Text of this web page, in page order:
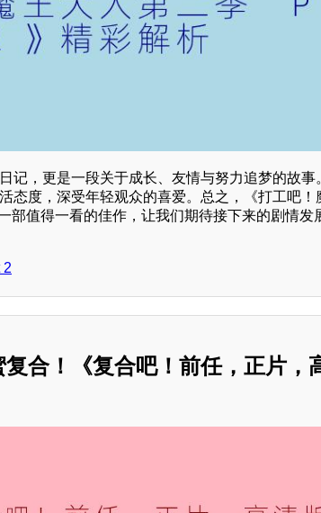
记，更是一段关于成长、友情与努力追梦的故事
态度，深受年轻观众的喜爱。总之，《打工吧！
部值得一看的佳作，让我们期待接下来的剧情发
2
合！《复合吧！前任，正片，